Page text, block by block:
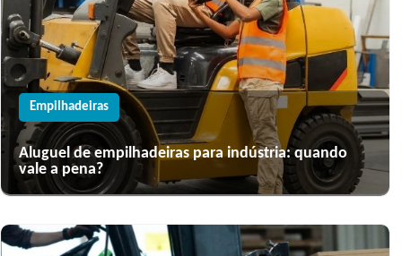
Empilhadeiras
Aluguel de empilhadeiras para indústria: quando
vale a pena?